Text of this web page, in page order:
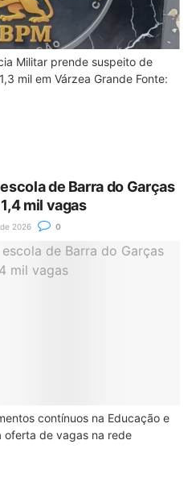
Militar prende suspeito de
mil em Várzea Grande Fonte:
de Barra do Garças
mil vagas
2026 0
contínuos na Educação e
oferta de vagas na rede